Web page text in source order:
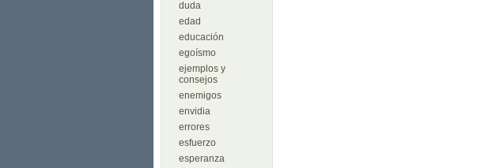
duda
edad
educación
egoísmo
ejemplos y
consejos
enemigos
envidia
errores
esfuerzo
esperanza